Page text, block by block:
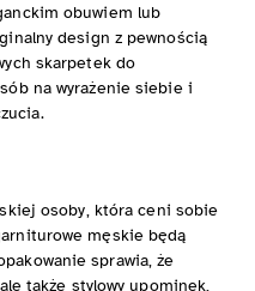
obuwiem lub
design z pewnością
skarpetek do
na wyrażenie siebie i
osoby, która ceni sobie
męskie będą
sprawia, że
także stylowy upominek,